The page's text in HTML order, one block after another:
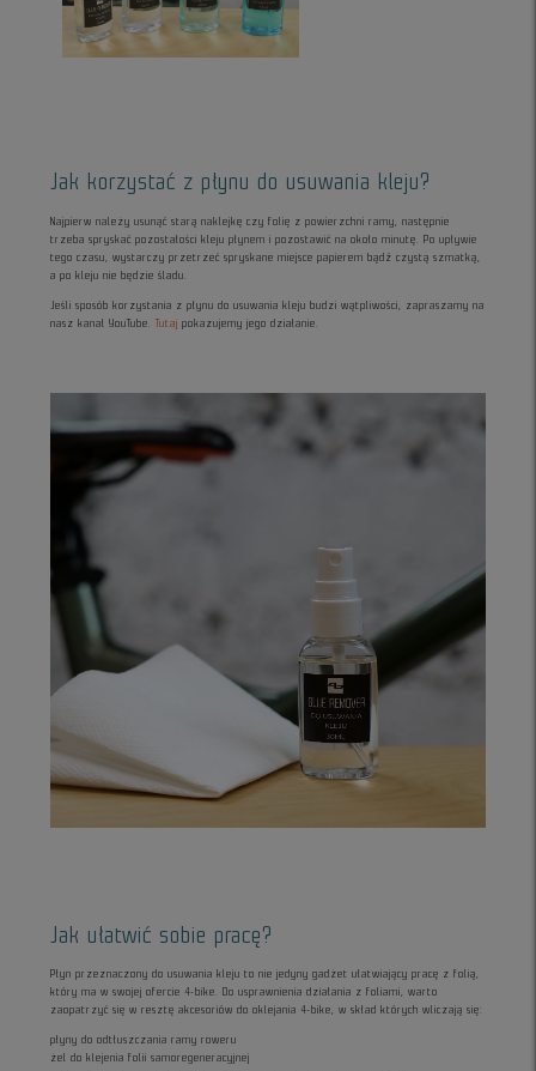
Jak korzystać z płynu do usuwania kleju?
Najpierw należy usunąć starą naklejkę czy folię z powierzchni ramy, następnie
trzeba spryskać pozostałości kleju płynem i pozostawić na około minutę. Po upływie
tego czasu, wystarczy przetrzeć spryskane miejsce papierem bądź czystą szmatką,
a po kleju nie będzie śladu.
Jeśli sposób korzystania z płynu do usuwania kleju budzi wątpliwości, zapraszamy na
nasz kanał YouTube.Tutaj pokazujemy jego działanie.
Jak ułatwić sobie pracę?
Płyn przeznaczony do usuwania kleju to nie jedyny gadżet ułatwiający pracę z folią,
który ma w swojej ofercie 4-bike. Do usprawnienia działania z foliami, warto
zaopatrzyć się w resztę akcesoriów do oklejania 4-bike, w skład których wliczają się:
płyny do odtłuszczania ramy roweru
żel do klejenia folii samoregeneracyjnej